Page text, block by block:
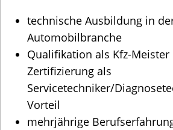
technische Ausbildung in
Automobilbranche
Qualifikation als Kfz-Meister
Zertifizierung als
Servicetechniker/
Vorteil
mehrjährige